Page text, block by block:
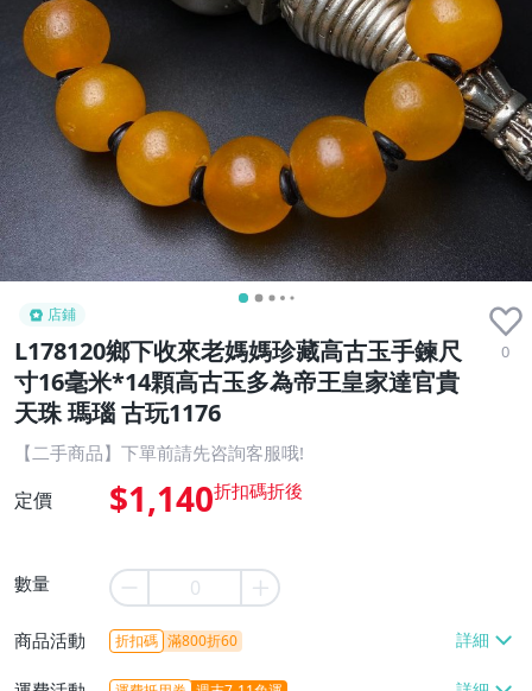
店鋪
L178120鄉下收來老媽媽珍藏高古玉手鍊尺
寸16毫米*14顆高古玉多為帝王皇家達官貴
天珠 瑪瑙 古玩1176
0
【二手商品】下單前請先咨詢客服哦!
定價 $1,140
數量
商品活動 折扣碼 滿800折60